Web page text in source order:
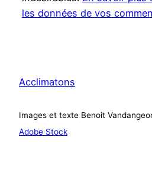
les données de vos
Acclimatons
Images et texte Benoit
Adobe Stock